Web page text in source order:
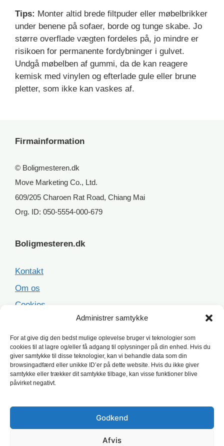
Administrer samtykke
For at give dig den bedst mulige oplevelse bruger vi teknologier som
cookies til at lagre og/eller få adgang til oplysninger på din enhed. Hvis du
giver samtykke til disse teknologier, kan vi behandle data som din
browsingadfærd eller unikke ID’er på dette website. Hvis du ikke giver
samtykke eller trækker dit samtykke tilbage, kan visse funktioner blive
påvirket negativt.
Godkend
Afvis
Tips: Monter altid brede filtpuder eller møbelbrikker
under benene på sofaer, borde og tunge skabe. Jo
større overflade vægten fordeles på, jo mindre er
risikoen for permanente fordybninger i gulvet.
Undgå møbelben af gummi, da de kan reagere
kemisk med vinylen og efterlade gule eller brune
pletter, som ikke kan vaskes af.
Firmainformation
© Boligmesteren.dk
Move Marketing Co., Ltd.
609/205 Charoen Rat Road, Chiang Mai
Org. ID: 050-5554-000-679
Boligmesteren.dk
Kontakt
Om os
Cookies
Populære opgaver
Facaderenovering
Terrasse